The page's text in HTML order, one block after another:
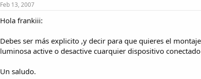
Feb 13, 2007
Hola frankiii:
Debes ser más explicito ,y decir para que quieres el
luminosa active o desactive cuarquier dispositivo
Un saludo.